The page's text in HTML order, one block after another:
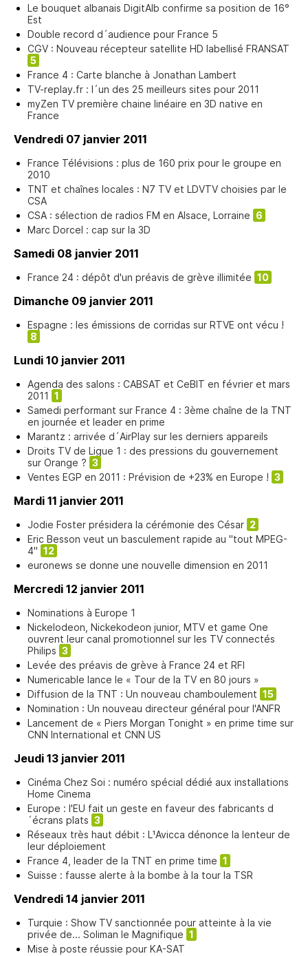
Le bouquet albanais DigitAlb confirme sa position de 16°
Est
Double record d´audience pour France 5
CGV : Nouveau récepteur satellite HD labellisé FRANSAT
5
France 4 : Carte blanche à Jonathan Lambert
TV-replay.fr : l´un des 25 meilleurs sites pour 2011
myZen TV première chaine linéaire en 3D native en
France
Vendredi 07 janvier 2011
France Télévisions : plus de 160 prix pour le groupe en
2010
TNT et chaînes locales : N7 TV et LDVTV choisies par le
CSA
CSA : sélection de radios FM en Alsace, Lorraine 6
Marc Dorcel : cap sur la 3D
Samedi 08 janvier 2011
France 24 : dépôt d'un préavis de grève illimitée 10
Dimanche 09 janvier 2011
Espagne : les émissions de corridas sur RTVE ont vécu !
8
Lundi 10 janvier 2011
Agenda des salons : CABSAT et CeBIT en février et mars
2011 1
Samedi performant sur France 4 : 3ème chaîne de la TNT
en journée et leader en prime
Marantz : arrivée d´AirPlay sur les derniers appareils
Droits TV de Ligue 1 : des pressions du gouvernement
sur Orange ? 3
Ventes EGP en 2011 : Prévision de +23% en Europe ! 3
Mardi 11 janvier 2011
Jodie Foster présidera la cérémonie des César 2
Eric Besson veut un basculement rapide au "tout MPEG-
4" 12
euronews se donne une nouvelle dimension en 2011
Mercredi 12 janvier 2011
Nominations à Europe 1
Nickelodeon, Nickekodeon junior, MTV et game One
ouvrent leur canal promotionnel sur les TV connectés
Philips 3
Levée des préavis de grève à France 24 et RFI
Numericable lance le « Tour de la TV en 80 jours »
Diffusion de la TNT : Un nouveau chamboulement 15
Nomination : Un nouveau directeur général pour l'ANFR
Lancement de « Piers Morgan Tonight » en prime time sur
CNN International et CNN US
Jeudi 13 janvier 2011
Cinéma Chez Soi : numéro spécial dédié aux installations
Home Cinema
Europe : l'EU fait un geste en faveur des fabricants d
´écrans plats 3
Réseaux très haut débit : L¹Avicca dénonce la lenteur de
leur déploiement
France 4, leader de la TNT en prime time 1
Suisse : fausse alerte à la bombe à la tour la TSR
Vendredi 14 janvier 2011
Turquie : Show TV sanctionnée pour atteinte à la vie
privée de... Soliman le Magnifique 1
Mise à poste réussie pour KA-SAT